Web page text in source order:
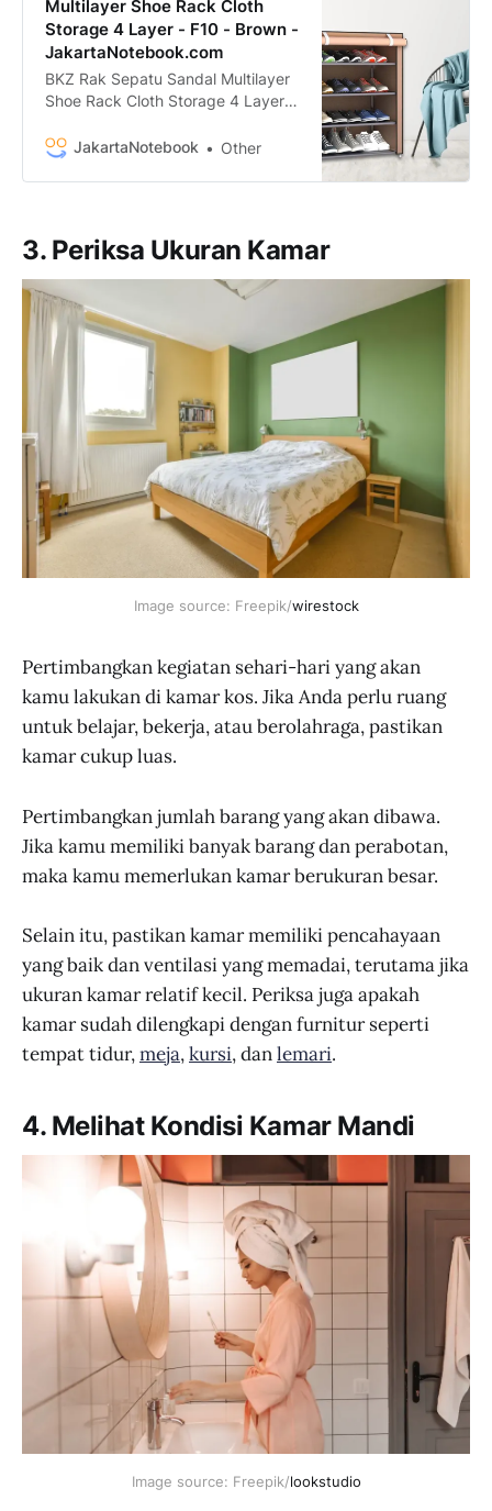
Multilayer Shoe Rack Cloth
Storage 4 Layer - F10 - Brown -
JakartaNotebook.com
BKZ Rak Sepatu Sandal Multilayer
Shoe Rack Cloth Storage 4 Layer -
mudah BKZ Rak Sepatu Sandal
4 Layer - F10 murah, garansi, dan
JakartaNotebook Other
3. Periksa Ukuran Kamar
Image source: Freepik/wirestock
Pertimbangkan kegiatan sehari-hari yang akan
kamu lakukan di kamar kos. Jika Anda perlu ruang
untuk belajar, bekerja, atau berolahraga, pastikan
kamar cukup luas.
Pertimbangkan jumlah barang yang akan dibawa.
Jika kamu memiliki banyak barang dan perabotan,
maka kamu memerlukan kamar berukuran besar.
Selain itu, pastikan kamar memiliki pencahayaan
yang baik dan ventilasi yang memadai, terutama jika
ukuran kamar relatif kecil. Periksa juga apakah
kamar sudah dilengkapi dengan furnitur seperti
tempat tidur,meja,kursi, danlemari.
4. Melihat Kondisi Kamar Mandi
Image source: Freepik/lookstudio